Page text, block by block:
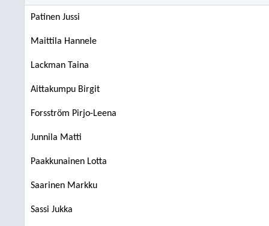
Patinen Jussi
Maittila Hannele
Lackman Taina
Aittakumpu Birgit
Forsström Pirjo-Leena
Junnila Matti
Paakkunainen Lotta
Saarinen Markku
Sassi Jukka